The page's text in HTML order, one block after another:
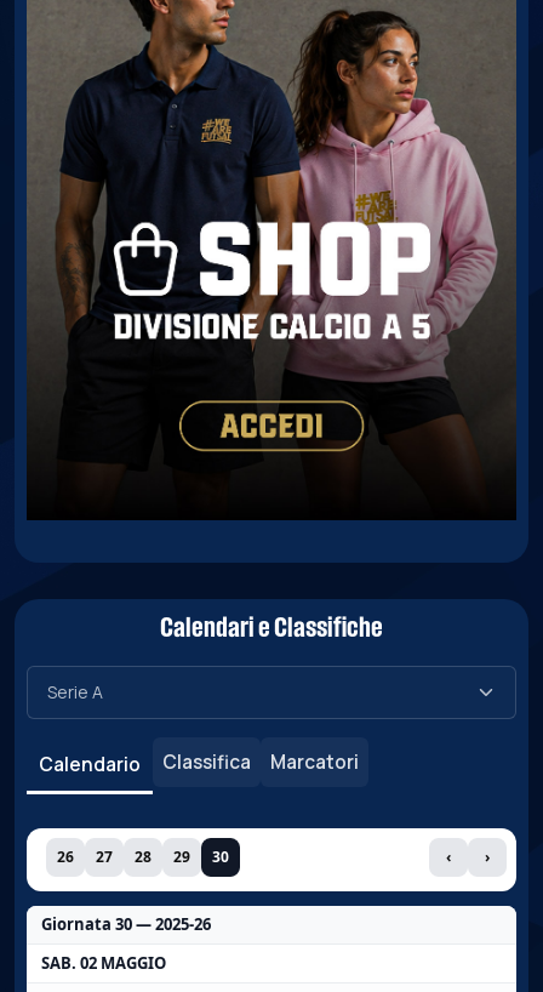
Calendari e Classifiche
Calendario Classifica Marcatori
26 27 28 29 30 ‹ ›
Giornata 30 — 2025-26
SAB. 02 MAGGIO